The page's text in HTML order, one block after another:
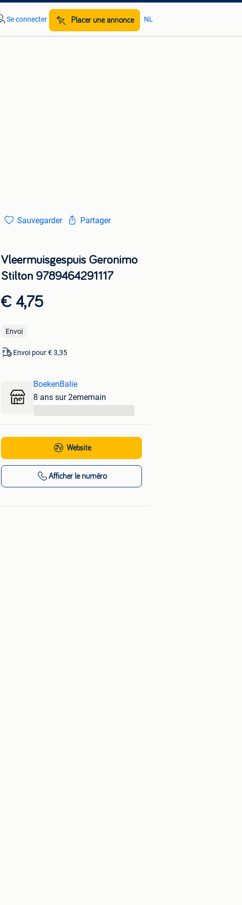
Se connecter Placer une annonce NL
Sauvegarder Partager
Vleermuisgespuis Geronimo
Stilton 9789464291117
€ 4,75
Envoi
Envoi pour € 3,35
BoekenBalie
8 ans sur 2ememain
Website
Afficher le numéro